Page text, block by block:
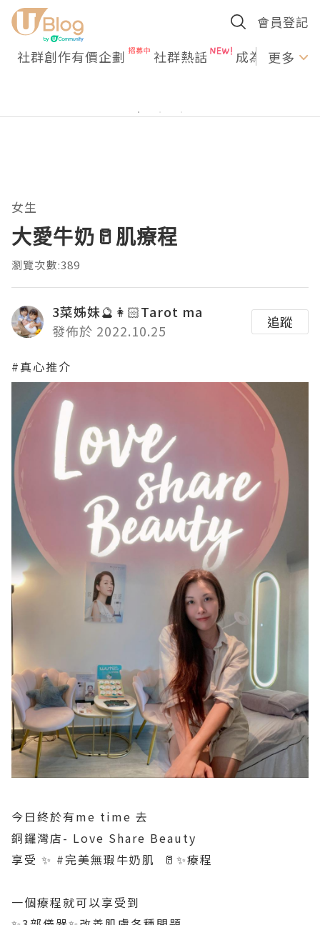
會員登記
社群創作有價企劃 社群熱話 成為U更多
女生
大愛牛奶🥛肌療程
瀏覽次數:389
3菜姊妹🔮👩🏻Tarot ma
發佈於 2022.10.25
追蹤
#真心推介
今日終於有me time 去
銅鑼灣店- Love Share Beauty
享受 ✨ #完美無瑕牛奶肌 🥛✨療程
一個療程就可以享受到